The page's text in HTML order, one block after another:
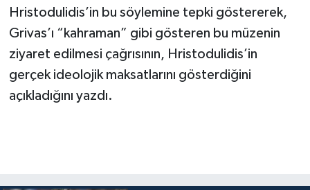
Hristodulidis’in bu söylemine tepki göstererek,
Grivas’ı “kahraman” gibi gösteren bu müzenin
ziyaret edilmesi çağrısının, Hristodulidis’in
gerçek ideolojik maksatlarını gösterdiğini
açıkladığını yazdı.